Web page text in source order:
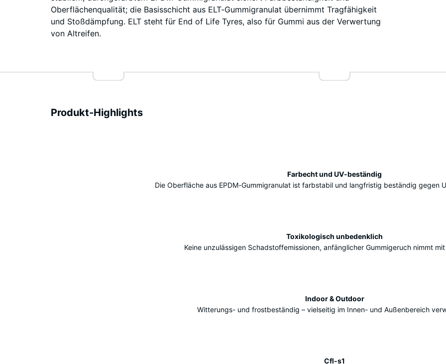
Oberflächenqualität; die Basisschicht aus ELT-Gummigranulat übernimmt Tragfähigkeit
und Stoßdämpfung. ELT steht für End of Life Tyres, also für Gummi aus der Verwertung
von Altreifen.
Produkt-Highlights
Farbecht und UV-beständig
Die Oberfläche aus EPDM-Gummigranulat ist farbstabil und langfristig beständig gegen
Toxikologisch unbedenklich
Keine unzulässigen Schadstoffemissionen, anfänglicher Gummigeruch nimmt
Indoor & Outdoor
Witterungs- und frostbeständig – vielseitig im Innen- und Außenbereich
Cfl-s1